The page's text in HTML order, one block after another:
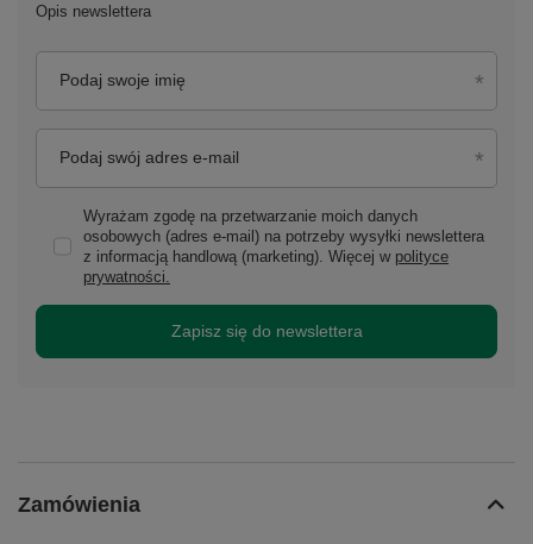
Opis newslettera
Podaj swoje imię
Podaj swój adres e-mail
Wyrażam zgodę na przetwarzanie moich danych
osobowych (adres e-mail) na potrzeby wysyłki newslettera
z informacją handlową (marketing). Więcej w polityce
prywatności.
Zapisz się do newslettera
Zamówienia